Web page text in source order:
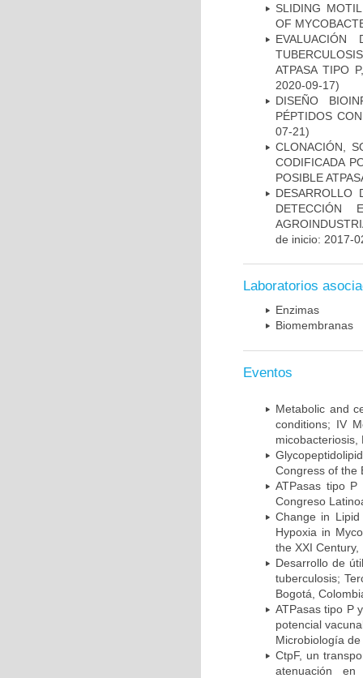
SLIDING
OF
ATPASA TIPO
2020-09-17)
DISEÑO
PÉPTIDOS
07-21)
CLONACIÓN,
CODIFICADA
POSIBLE
DESARROLLO
DETECCIÓN
de inicio: 2017-
Laboratorios
Enzimas
Biomembranas
Eventos
Metabolic and
conditions; IV
micobacteriosis,
Congress of the
ATPasas tipo P
Congreso
Change in
Hypoxia in
the XXI
Desarrollo de
tuberculosis;
Bogotá,
ATPasas tipo P
potencial
Microbiología
CtpF, un
atenuación